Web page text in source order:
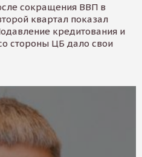
сокращения ВВП в
квартал показал
кредитования и
стороны ЦБ дало свои